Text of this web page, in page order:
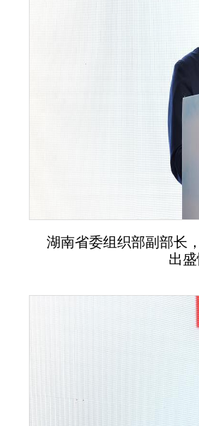
湖南省委组织部副部长
出